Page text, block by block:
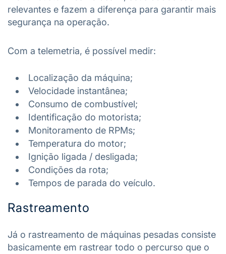
relevantes e fazem a diferença para garantir mais
segurança na operação.
Com a telemetria, é possível medir:
Localização da máquina;
Velocidade instantânea;
Consumo de combustível;
Identificação do motorista;
Monitoramento de RPMs;
Temperatura do motor;
Ignição ligada / desligada;
Condições da rota;
Tempos de parada do veículo.
Rastreamento
Já o rastreamento de máquinas pesadas consiste
basicamente em rastrear todo o percurso que o